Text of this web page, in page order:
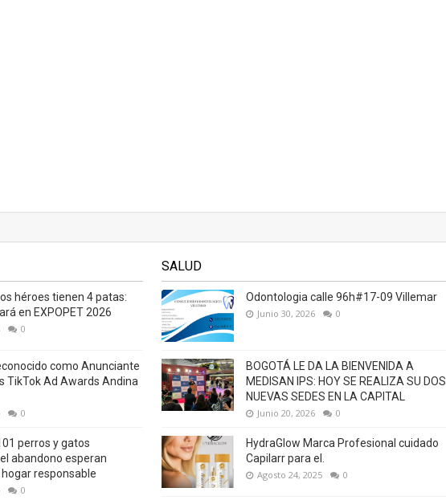
héroes tienen 4 patas:
en EXPOPET 2026
0
como Anunciante
TikTok Ad Awards Andina
0
perros y gatos
abandono esperan
responsable
0
SALUD
Odontologia calle 96h#17-09 Villemar
Junio 30, 2026 0
BOGOTÁ LE DA LA BIENVENIDA A
MEDISAN IPS: HOY SE REALIZA SU DOS
NUEVAS SEDES EN LA CAPITAL
Junio 20, 2026 0
HydraGlow Marca Profesional cuidado
Capilarr para el.
Agosto 24, 2025 0